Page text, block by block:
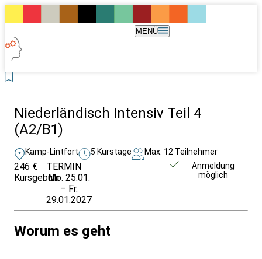
MENÜ
Niederländisch Intensiv Teil 4
(A2/B1)
Kamp-Lintfort 5 Kurstage Max. 12 Teilnehmer
246 €
Kursgebühr
TERMIN
Mo. 25.01.
– Fr.
29.01.2027
Anmeldung
möglich
Worum es geht